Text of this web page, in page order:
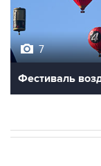
7
Фестиваль